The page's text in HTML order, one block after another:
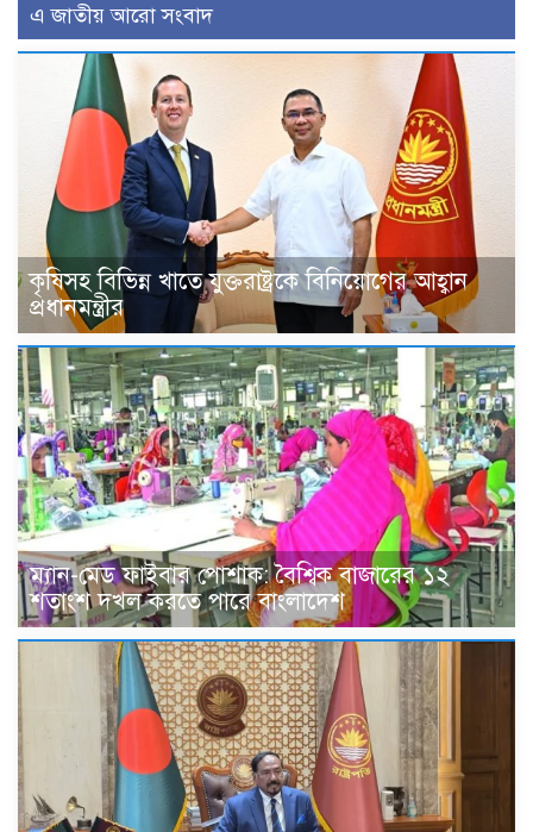
এ জাতীয় আরো সংবাদ
কৃষিসহ বিভিন্ন খাতে যুক্তরাষ্ট্রকে বিনিয়োগের আহ্বান
প্রধানমন্ত্রীর
ম্যান-মেড ফাইবার পোশাক: বৈশ্বিক বাজারের ১২
শতাংশ দখল করতে পারে বাংলাদেশ